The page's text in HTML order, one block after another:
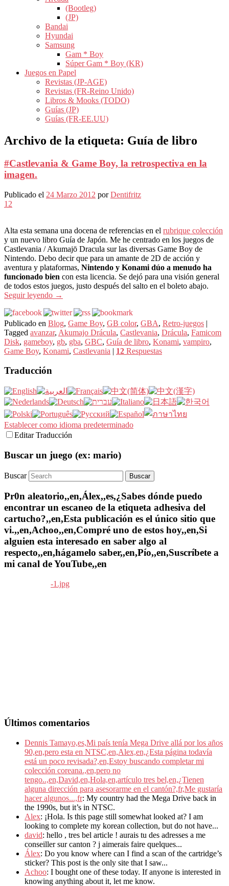
(Bootleg)
(JP)
Bandai
Hyundai
Samsung
Gam * Boy
Súper Gam * Boy (KR)
Juegos en Papel
Revistas (JP-AGE)
Revistas (FR-Reino Unido)
Libros & Mooks (TODO)
Guías (JP)
Guías (FR-EE.UU)
Archivo de la etiqueta: Guía de libro
#Castlevania & Game Boy, la retrospectiva en la
imagen.
Publicado el 24 Marzo 2012 porDentifritz
12
Alta esta semana una docena de referencias en el rubrique colección
y un nuevo libro Guía de Japón. Me he centrado en los juegos de
Castlevania / Akumajō Dracula sur las diversas Game Boy de
Nintendo. Debo decir que para un amante de 2D de acción y
aventura y plataformas, Nintendo y Konami dúo a menudo ha
funcionado bien con esta licencia. Se dejó para una visión general
de todos estos juegos, justo después del salto en el boleto abajo.
Seguir leyendo →
Publicado en Blog, Game Boy, GB color, GBA, Retro-juegos |
Tagged avanzar, Akumajo Drácula, Castlevania, Drácula, Famicom
Disk, gameboy, gb, gba, GBC, Guía de libro, Konami, vampiro,
Game Boy, Konami, Castlevania | 12 Respuestas
Traducción
Establecer como idioma predeterminado
Editar Traducción
Buscar un juego (ex: mario)
Buscar
Pr0n aleatorio,,en,Álex,,es,¿Sabes dónde puedo
encontrar un escaneo de la etiqueta adhesiva del
cartucho?,,en,Esta publicación es el único sitio que
vi.,,en,Achoo,,en,Compré uno de estos hoy,,en,Si
alguien esta interesado en saber algo al
respecto,,en,hágamelo saber,,en,Pío,,en,Suscríbete a
mi canal de YouTube,,en
Últimos comentarios
Dennis Tamayo,es,Mi país tenía Mega Drive allá por los años
90,en,pero esta en NTSC,en,Alex,en,¿Esta página todavía
está un poco revisada?,en,Estoy buscando completar mi
colección coreana.,en,pero no
tengo..,en,David,en,Hola,en,artículo tres bel,en,¿Tienen
alguna dirección para asesorarme en el cantón?,fr,Me gustaría
hacer algunos...,fr: My country had the Mega Drive back in
the 1990s, but it’s in NTSC.
Alex: ¡Hola. Is this page still somewhat looked at? I am
looking to complete my korean collection, but do not have...
david: hello , tres bel article ! aurais tu des adresses a me
conseiller sur canton ? j aimerais faire quelques...
Álex: Do you know where can I find a scan of the cartridge’s
sticker? This post is the only site that I saw...
Achoo: I bought one of these today. If anyone is interested in
knowing anything about it, let me know.